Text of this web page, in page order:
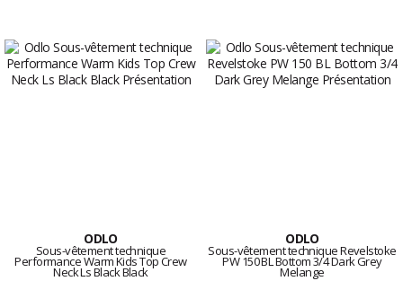
ODLO
Sous-vêtement technique
Performance Warm Kids Top Crew
Neck Ls Black Black
ODLO
Sous-vêtement technique Revelstoke
PW 150 BL Bottom 3/4 Dark Grey
Melange